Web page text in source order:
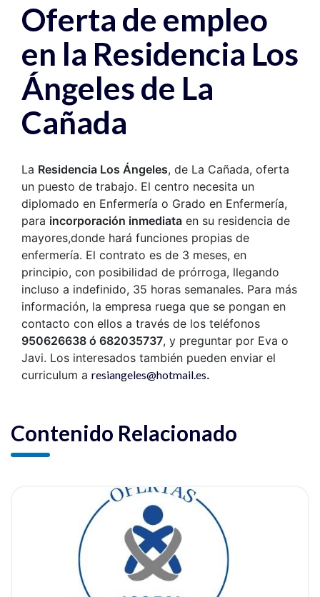
Oferta de empleo
en la Residencia Los
Ángeles de La
Cañada
La Residencia Los Ángeles, de La Cañada, oferta
un puesto de trabajo. El centro necesita un
diplomado en Enfermería o Grado en Enfermería,
para incorporación inmediata en su residencia de
mayores,donde hará funciones propias de
enfermería. El contrato es de 3 meses, en
principio, con posibilidad de prórroga, llegando
incluso a indefinido, 35 horas semanales. Para más
información, la empresa ruega que se pongan en
contacto con ellos a través de los teléfonos
950626638 ó 682035737, y preguntar por Eva o
Javi. Los interesados también pueden enviar el
curriculum a resiangeles@hotmail.es.
Contenido Relacionado